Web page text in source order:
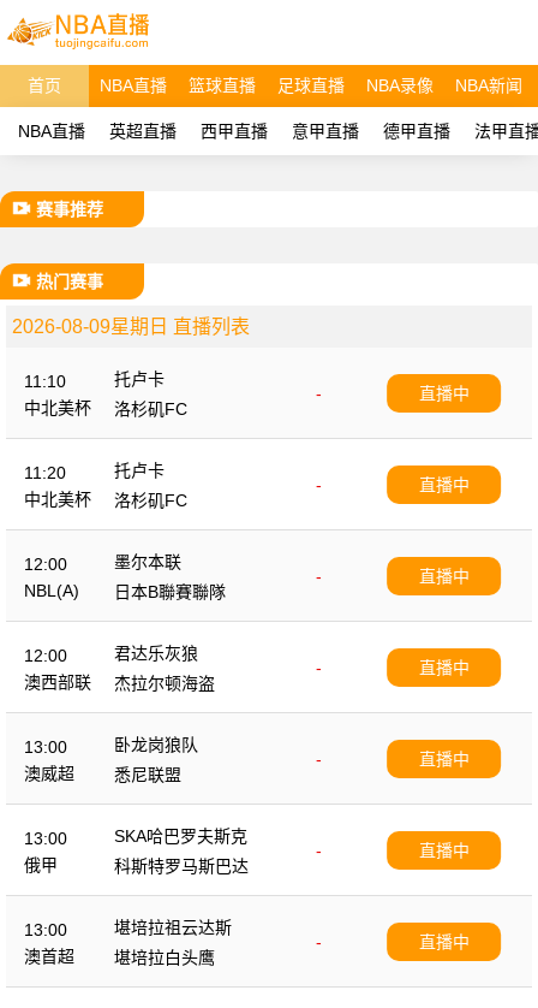
首页 NBA直播 篮球直播 足球直播 NBA录像 NBA新闻
NBA直播 英超直播 西甲直播 意甲直播 德甲直播 法甲直
赛事推荐
热门赛事
2026-08-09星期日 直播列表
11:10
中北美杯
托卢卡
-
洛杉矶FC
直播中
11:20
中北美杯
托卢卡
-
洛杉矶FC
直播中
12:00
NBL(A)
墨尔本联
-
日本B聯賽聯隊
直播中
12:00
澳西部联
君达乐灰狼
-
杰拉尔顿海盗
直播中
13:00
澳威超
卧龙岗狼队
-
悉尼联盟
直播中
13:00
俄甲
SKA哈巴罗夫斯克
-
科斯特罗马斯巴达
直播中
13:00
澳首超
堪培拉祖云达斯
-
堪培拉白头鹰
直播中